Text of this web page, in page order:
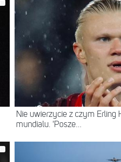
Nie uwierzycie z czym Erling
mundialu. 'Posze...